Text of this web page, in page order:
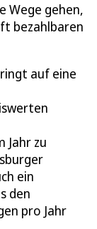
Wege gehen,
bezahlbaren
auf eine
Jahr zu
ein
den
pro Jahr